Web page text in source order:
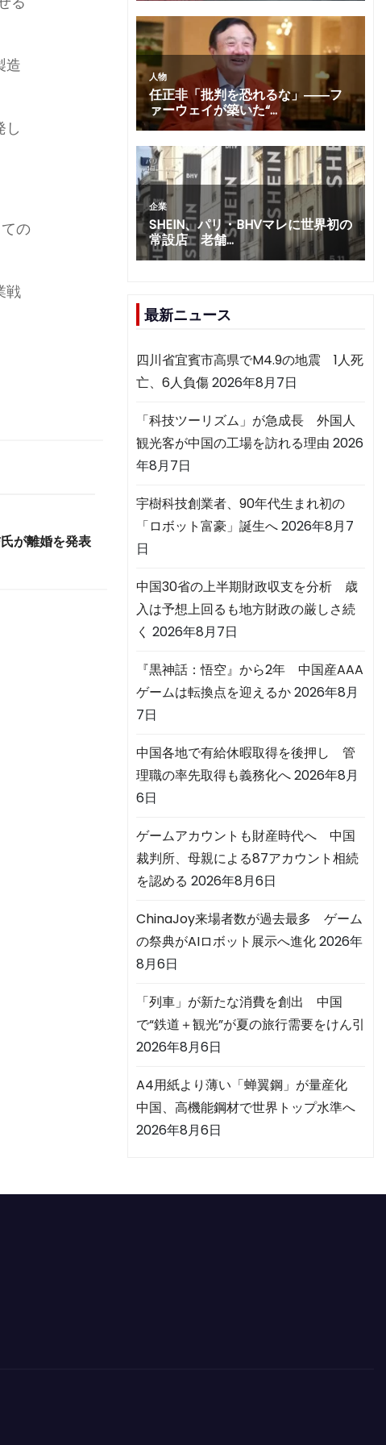
造
し
の
戦
が離婚を発表
最新ニュース
四川省宜賓市高県でM4.9の地震 1人死
亡、6人負傷2026年8月7日
「科技ツーリズム」が急成長 外国人
観光客が中国の工場を訪れる理由 2026
年8月7日
宇樹科技創業者、90年代生まれ初の
「ロボット富豪」誕生へ2026年8月7
日
中国30省の上半期財政収支を分析 歳
入は予想上回るも地方財政の厳しさ続
く 2026年8月7日
『黒神話：悟空』から2年 中国産AAA
ゲームは転換点を迎えるか2026年8月
7日
中国各地で有給休暇取得を後押し 管
理職の率先取得も義務化へ2026年8月
6日
ゲームアカウントも財産時代へ 中国
裁判所、母親による87アカウント相続
を認める 2026年8月6日
ChinaJoy来場者数が過去最多 ゲーム
の祭典がAIロボット展示へ進化2026年
8月6日
「列車」が新たな消費を創出 中国
で“鉄道＋観光”が夏の旅行需要をけん引
2026年8月6日
A4用紙より薄い「蝉翼鋼」が量産化
中国、高機能鋼材で世界トップ水準へ
2026年8月6日